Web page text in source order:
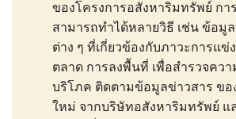
ของโครงการอสังหาริมทรัพย์ กา
สามารถทำได้หลายวิธี เช่น ข้อมู
ต่าง ๆ ที่เกี่ยวข้องกับภาวะการแข่
ตลาด การลงพื้นที่ เพื่อสำรวจคว
บริโภค ติดตามข้อมูลข่าวสาร ขอ
ใหม่ จากบริษัทอสังหาริมทรัพย์ แ